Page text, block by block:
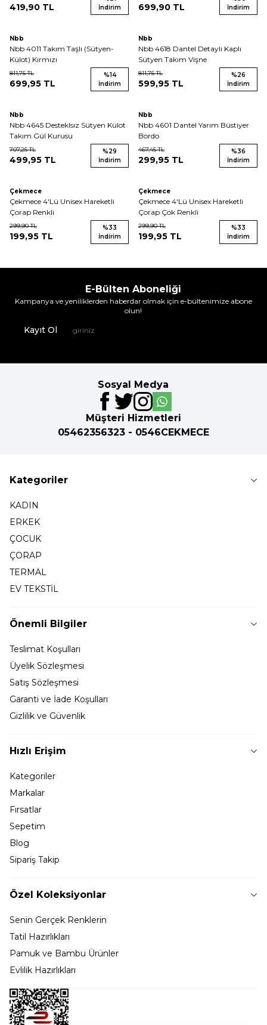
419,90 TL
İndirim
699,90 TL
İndirim
Nbb
Nbb 4011 Takım Taşlı (Sütyen-
Külot) Kırmızı
811,75TL
699,95 TL
%14
İndirim
Nbb
Nbb 4618 Dantel Detayli Kaplı
Sütyen Takım Vişne
811,75TL
599,95 TL
%26
İndirim
Nbb
Nbb 4645 Desteklsız Sütyen Külot
Takım Gül Kurusu
707,25TL
499,95 TL
%29
İndirim
Nbb
Nbb 4601 Dantel Yarım Büstiyer
Bordo
467,45TL
299,95 TL
%36
İndirim
Çekmece
Çekmece 4'Lü Unisex Hareketli
Çorap Renkli
299,90TL
199,95 TL
%33
İndirim
Çekmece
Çekmece 4'Lü Unisex Hareketli
Çorap Çok Renkli
299,90TL
199,95 TL
%33
İndirim
E-Bülten Aboneliği
Kampanya ve yeniliklerden haberdar olmak için e-bültenimize abone
olun!
Kayıt Ol
Sosyal Medya
Müşteri Hizmetleri
05462356323 - 0546CEKMECE
Kategoriler
KADIN
ERKEK
ÇOCUK
ÇORAP
TERMAL
EV TEKSTİL
Önemli Bilgiler
Teslimat Koşulları
Üyelik Sözleşmesi
Satış Sözleşmesi
Garanti ve İade Koşulları
Gizlilik ve Güvenlik
Hızlı Erişim
Kategoriler
Markalar
Fırsatlar
Sepetim
Blog
Sipariş Takip
Özel Koleksiyonlar
Senin Gerçek Renklerin
Tatil Hazırlıkları
Pamuk ve Bambu Ürünler
Evlilik Hazırlıkları